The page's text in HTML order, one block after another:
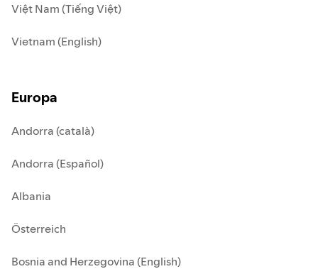
Việt Nam (Tiếng Việt)
Vietnam (English)
Europa
Andorra (català)
Andorra (Español)
Albania
Österreich
Bosnia and Herzegovina (English)